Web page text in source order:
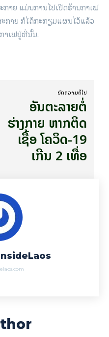
ກາຍ ແມ່ນການໄປເປີດຮ້ານກາເຟ
ກາຍ ກໍໄດ້ກະກຽມແຜນໄວ້ແລ້ວ
າເຟຢູ່ທີ່ນັ້ນ.
ບົດ​ຄວາມ​ຕໍ່​ໄປ
ອັນຕະລາຍຕໍ່
ຮ່າງກາຍ ຫາກຕິດ
ເຊື້ອ ໂຄວິດ-19
ເກີນ 2 ເທື່ອ